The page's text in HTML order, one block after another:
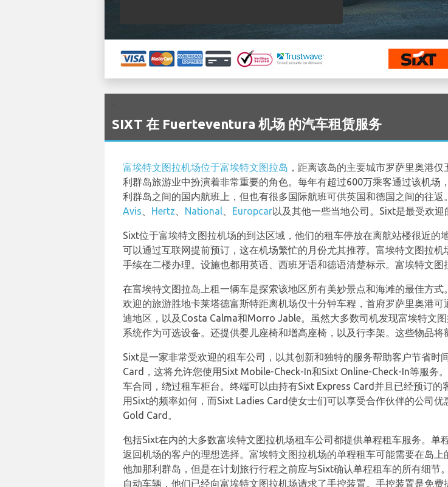
SIXT 在 Fuerteventura 机场 的汽车租赁服务
富埃特文图拉机场位于富埃特文图拉岛 ，距离该岛的主要城市罗萨里奥港
利群岛旅游业中扮演着非常重要的角色。每年有超过600万乘客通过该机
利群岛之间的国内航班上，但也有很多国际航班可供英国和德国之间的往返
Avis
Hertz National Europcar以及其他一些当地公司。Sixt是最受欢迎
Sixt位于富埃特文图拉机场的到达区域，他们的租车停放在离航站楼很近
可以通过互联网提前预订，这在机场繁忙的月份尤其推荐。富埃特文图拉
手续在二楼办理。设施也都用英语、西班牙语和德语清楚标示。富埃特文图
在富埃特文图拉岛上租一辆车是探索该地区所有美妙景点和海滩的最佳方
欢迎的旅游胜地卡莱塔德富斯特距离机场仅十分钟车程，首府罗萨里奥港
迪地区，以及Costa Calma和Morro Jable。虽然大多数司机发现富埃特文
系统作为可选设备。还提供婴儿座椅和增高座椅，以及行李架。这些物品将
Sixt是一家非常受欢迎的租车公司，以其创新和独特的服务帮助客户节省时
Card，这将允许您使用Sixt Mobile-Check-In和Sixt Online-Check-In等服务
车合同，绕过租车柜台。终端可以由持有Sixt Express Card并且已经预订
用Sixt的频率如何，而Sixt Ladies Card使女士们可以享受合作伙伴的公司
Gold Card。
包括Sixt在内的大多数富埃特文图拉机场租车公司都提供单程租车服务。
返回机场的客户的理想选择。富埃特文图拉机场的单程租车可能需要在岛
他加那利群岛，但是在计划旅行行程之前应与Sixt确认单程租车的所有细
自动车辆，他们已经向富埃特文图拉机场请求了手控装置。手控装置是免